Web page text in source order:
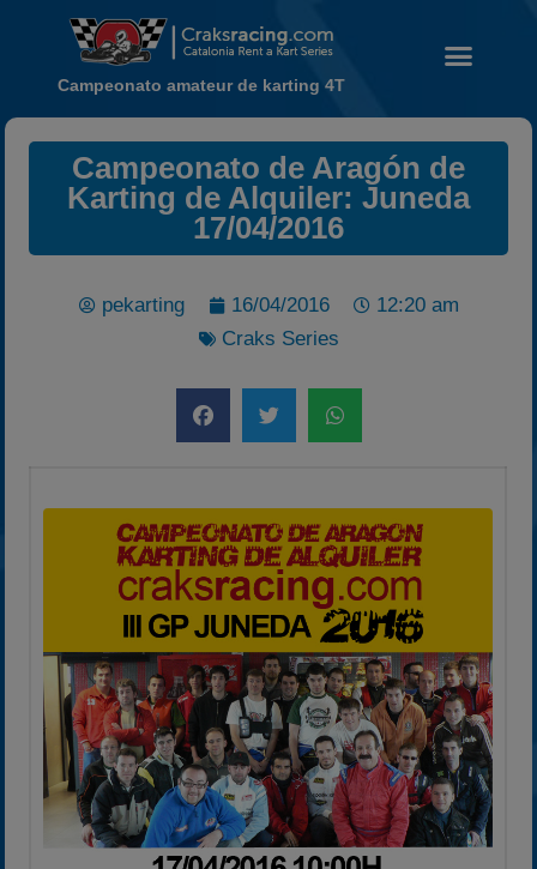
Noticias
Calendario
2023
2024
2025
Estadísticas
Preguntas Frecuentes
Campeonato amateur de karting 4T
Campeonato de Aragón de
Karting de Alquiler: Juneda
17/04/2016
pekarting 16/04/2016
12:20 am
Craks Series